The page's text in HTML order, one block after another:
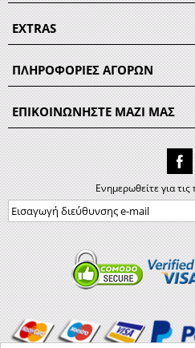
EXTRAS
ΠΛΗΡΟΦΟΡΙΕΣ ΑΓΟΡΩΝ
ΕΠΙΚΟΙΝΩΝΗΣΤΕ ΜΑΖΙ ΜΑΣ
Ενημερωθείτε για